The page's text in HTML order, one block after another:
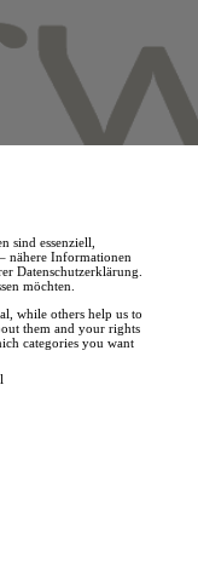
sind essenziell,
nähere Informationen
Datenschutzerklärung.
möchten.
while others help us to
them and your rights
categories you want